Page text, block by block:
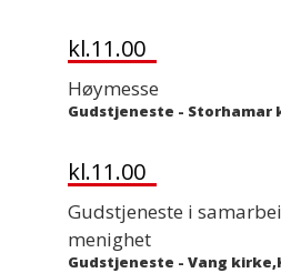
kl.11.00
Høymesse
Gudstjeneste - Storhamar
kl.11.00
Gudstjeneste i
menighet
Gudstjeneste - Vang